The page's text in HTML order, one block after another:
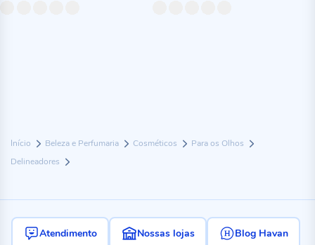
Início Beleza e Perfumaria Cosméticos
Para os Olhos
Delineadores
Atendimento Nossas lojas Blog Havan